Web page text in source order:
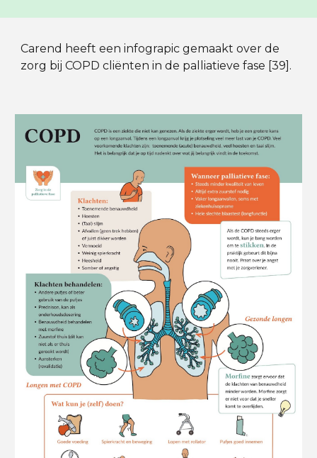
Carend heeft een infograpic gemaakt over de
zorg bij COPD cliënten in de palliatieve fase [39].